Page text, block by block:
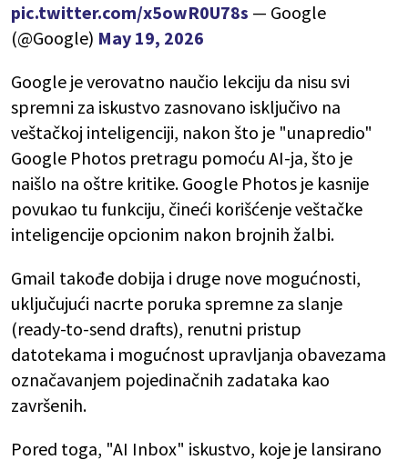
pic.twitter.com/x5owR0U78s — Google
(@Google) May 19, 2026
Google je verovatno naučio lekciju da nisu svi
spremni za iskustvo zasnovano isključivo na
veštačkoj inteligenciji, nakon što je "unapredio"
Google Photos pretragu pomoću AI-ja, što je
naišlo na oštre kritike. Google Photos je kasnije
povukao tu funkciju, čineći korišćenje veštačke
inteligencije opcionim nakon brojnih žalbi.
Gmail takođe dobija i druge nove mogućnosti,
uključujući nacrte poruka spremne za slanje
(ready-to-send drafts), renutni pristup
datotekama i mogućnost upravljanja obavezama
označavanjem pojedinačnih zadataka kao
završenih.
Pored toga, "AI Inbox" iskustvo, koje je lansirano